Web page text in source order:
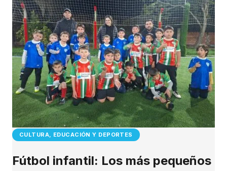
CULTURA, EDUCACIÓN Y DEPORTES
Fútbol infantil: Los más pequeños